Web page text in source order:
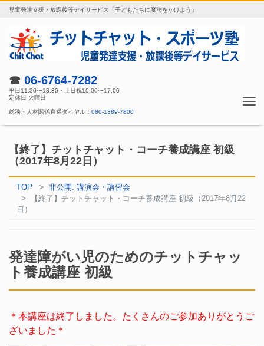
児童発達支援・放課後等デイサービス「子どもたちに魔法をかけよう」
☎ 06-6764-7282
平日11:30〜18:30・土日祝10:00〜17:00
定休日 火曜日
総務・人材関係直通ダイヤル： 080-1389-7800
【終了】チットチャット・コーチ養成講座 初級
（2017年8月22日）
TOP
非公開: 講演会・講習会
【終了】チットチャット・コーチ養成講座 初級（2017年8月22
日）
発達障がい児のためのチットチャッ
ト養成講座 初級
＊本講座は終了しました。たくさんのご参加ありがとうご
ざいました＊